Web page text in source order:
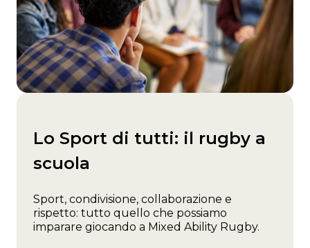
Lo Sport di tutti: il rugby a
scuola
Sport, condivisione, collaborazione e
rispetto: tutto quello che possiamo
imparare giocando a Mixed Ability Rugby.